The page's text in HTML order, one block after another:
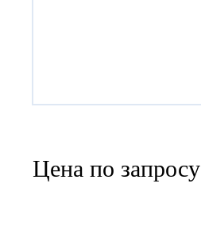
Цена по запросу